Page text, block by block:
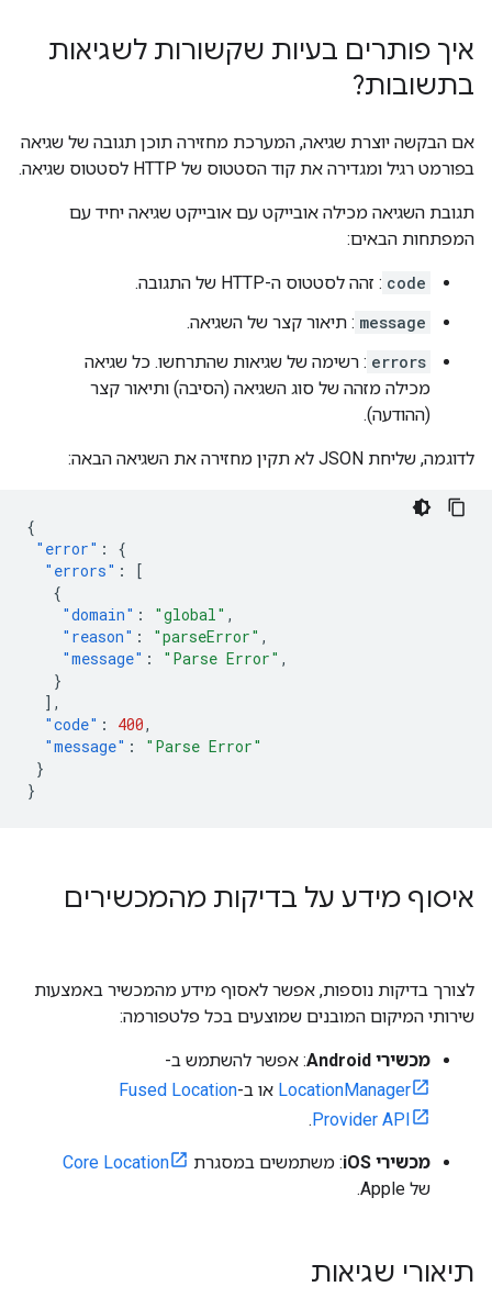
איך פותרים בעיות שקשורות לשגיאות
בתשובות?
אם הבקשה יוצרת שגיאה, המערכת מחזירה תוכן תגובה של שגיאה
בפורמט רגיל ומגדירה את קוד הסטטוס של HTTP לסטטוס שגיאה.
תגובת השגיאה מכילה אובייקט עם אובייקט שגיאה יחיד עם
המפתחות הבאים:
code : זהה לסטטוס ה-HTTP של התגובה.
message : תיאור קצר של השגיאה.
errors : רשימה של שגיאות שהתרחשו. כל שגיאה
מכילה מזהה של סוג השגיאה (הסיבה) ותיאור קצר
(ההודעה).
לדוגמה, שליחת JSON לא תקין מחזירה את השגיאה הבאה:
{
"error" :
{
"errors" :
[
{
"domain" : "global" ,
"reason" : "parseError" ,
"message" : "Parse Error" ,
}
],
"code" : 400,
"message" :
"Parse Error"
}
}
איסוף מידע על בדיקות מהמכשירים
לצורך בדיקות נוספות, אפשר לאסוף מידע מהמכשיר באמצעות
שירותי המיקום המובנים שמוצעים בכל פלטפורמה:
מכשירי Android
: אפשר להשתמש ב-
LocationManager או ב-Fused Location
Provider API
.
מכשירי iOS : משתמשים במסגרת
Core Location
של Apple.
תיאורי שגיאות